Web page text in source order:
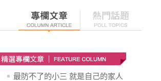
最防不了的小三 就是自己的家人